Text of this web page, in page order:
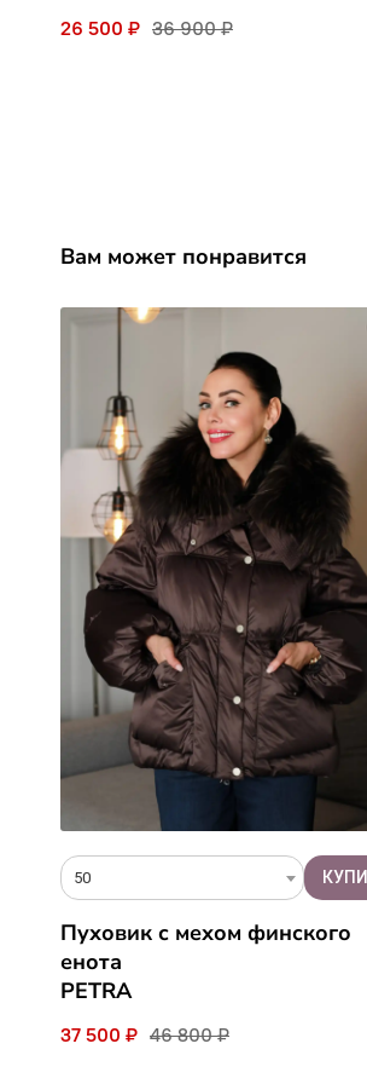
26 500 ₽ 36 900 ₽
Вам может понравится
50
Пуховик с мехом финского
енота
PETRA
37 500 ₽ 46 800 ₽